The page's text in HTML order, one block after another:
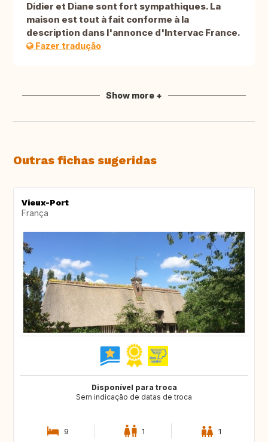
Didier et Diane sont fort sympathiques. La
maison est tout à fait conforme à la
description dans l'annonce d'Intervac France.
Fazer tradução
Show more +
Outras fichas sugeridas
Vieux-Port
França
Disponível para troca
Sem indicação de datas de troca
9 1 1